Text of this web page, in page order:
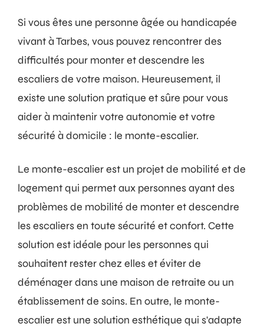
Si vous êtes une personne âgée ou handicapée
vivant à Tarbes, vous pouvez rencontrer des
difficultés pour monter et descendre les
escaliers de votre maison. Heureusement, il
existe une solution pratique et sûre pour vous
aider à maintenir votre autonomie et votre
sécurité à domicile : le monte-escalier.
Le monte-escalier est un projet de mobilité et de
logement qui permet aux personnes ayant des
problèmes de mobilité de monter et descendre
les escaliers en toute sécurité et confort. Cette
solution est idéale pour les personnes qui
souhaitent rester chez elles et éviter de
déménager dans une maison de retraite ou un
établissement de soins. En outre, le monte-
escalier est une solution esthétique qui s'adapte